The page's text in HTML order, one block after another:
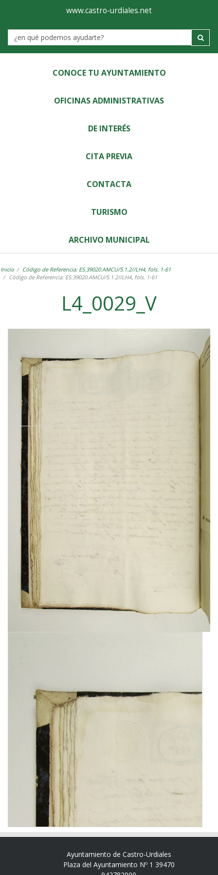
Ayuntamiento
de
Castro-
Urdiales
www.castro-urdiales.net
Label
CONOCE TU AYUNTAMIENTO
OFICINAS ADMINISTRATIVAS
DE INTERÉS
CITA PREVIA
CONTACTA
TURISMO
ARCHIVO MUNICIPAL
Inicio
Código de Referencia: ES.39020.AMCU/5.1.2//LH4, fols. 1-61
Código de Referencia: ES.39020.AMCU/5.1.2//LH4, fols. 1-61
L4_0029_V
Ayuntamiento de Castro-Urdiales
Plaza del Ayuntamiento Nº 1 39470